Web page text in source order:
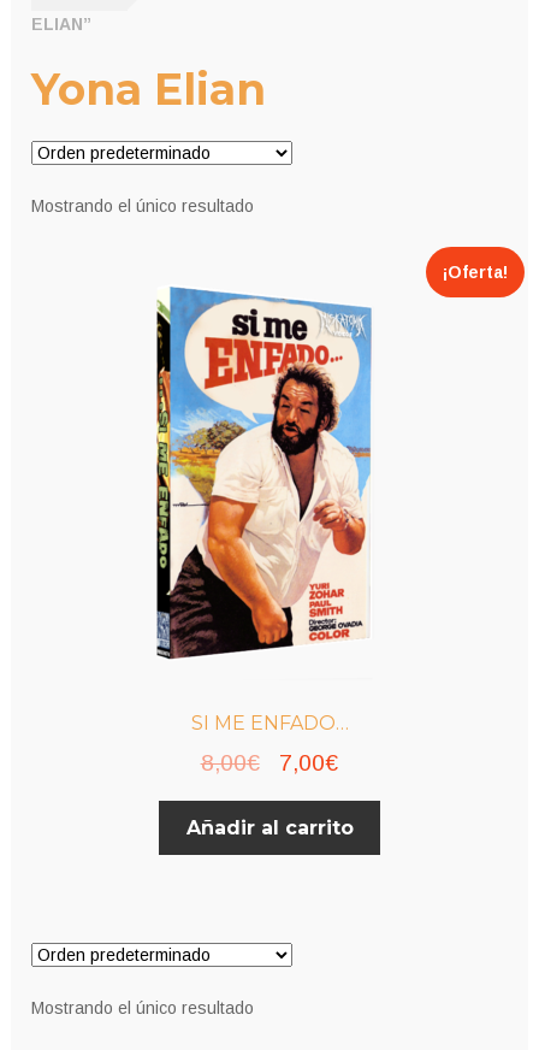
ELIAN”
Yona Elian
Mostrando el único resultado
SI ME ENFADO…
¡Oferta!
8,00€
El
precio
original
7,00€El
precio
actual
Añadir al carrito
Mostrando el único resultado